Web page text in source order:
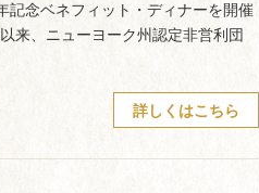
記念ベネフィット・ディナーを開催
来、ニューヨーク州認定非営利団
詳しくはこちら